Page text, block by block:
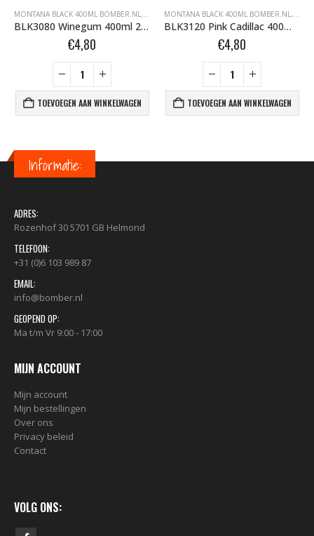
SPUITBUSSEN
BLACK BOMBER.NL ,MONTANA GRAFFITI SPUITBUSSEN
MONTANA BLACK 400ML BOMBER.NL , MONTANA BLACK BOMBER.NL ,MONTANA
BLK3080 Winegum 400ml 263743
€4,80
TOEVOEGEN AAN WINKELWAGEN
MONTANA BLACK 400ML BOMBER.NL ,
BLK3120 Pink Cadillac 400ml 263798
€4,80
TOEVOEGEN AAN WINKELWAGEN
Informatie:
ADRES:
Rozenhof 30 5701 GB Helmond
TELEFOON:
+31 (0)6 103 989 87
EMAIL:
info@bomber.nl
GEOPEND OP:
Ma t/m Vr 9:00 - 17:00
MIJN ACCOUNT
Mijn account
Mijn bestellingen
Over ons
Privacy beleid
Contact
VOLG ONS: